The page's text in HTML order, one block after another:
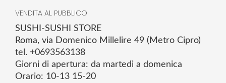
VENDITA AL PUBBLICO
SUSHI-SUSHI STORE
Roma, via Domenico Millelire 49 (Metro Cipro)
tel. +0693563138
Giorni di apertura: da martedì a domenica
Orario: 10-13 15-20